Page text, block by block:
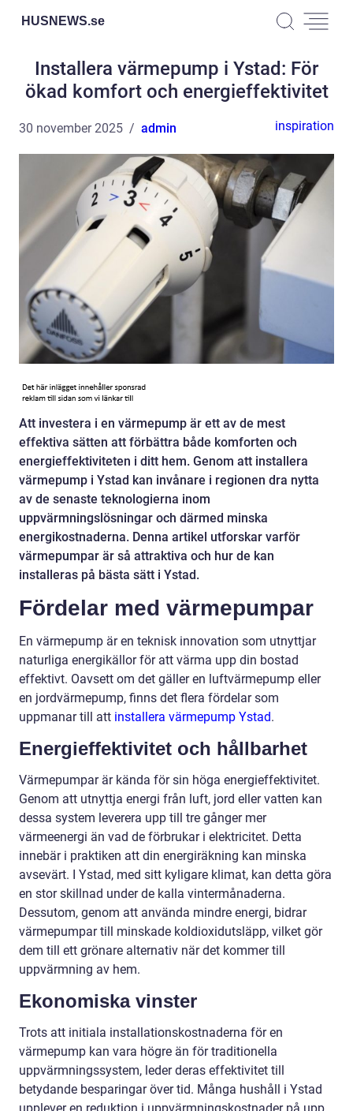
HUSNEWS.se
Installera värmepump i Ystad: För
ökad komfort och energieffektivitet
30 november 2025 admin inspiration
Att investera i en värmepump är ett av de mest
effektiva sätten att förbättra både komforten och
energieffektiviteten i ditt hem. Genom att installera
värmepump i Ystad kan invånare i regionen dra nytta
av de senaste teknologierna inom
uppvärmningslösningar och därmed minska
energikostnaderna. Denna artikel utforskar varför
värmepumpar är så attraktiva och hur de kan
installeras på bästa sätt i Ystad.
Fördelar med värmepumpar
En värmepump är en teknisk innovation som utnyttjar
naturliga energikällor för att värma upp din bostad
effektivt. Oavsett om det gäller en luftvärmepump eller
en jordvärmepump, finns det flera fördelar som
uppmanar till att installera värmepump Ystad.
Energieffektivitet och hållbarhet
Värmepumpar är kända för sin höga energieffektivitet.
Genom att utnyttja energi från luft, jord eller vatten kan
dessa system leverera upp till tre gånger mer
värmeenergi än vad de förbrukar i elektricitet. Detta
innebär i praktiken att din energiräkning kan minska
avsevärt. I Ystad, med sitt kyligare klimat, kan detta göra
en stor skillnad under de kalla vintermånaderna.
Dessutom, genom att använda mindre energi, bidrar
värmepumpar till minskade koldioxidutsläpp, vilket gör
dem till ett grönare alternativ när det kommer till
uppvärmning av hem.
Ekonomiska vinster
Trots att initiala installationskostnaderna för en
värmepump kan vara högre än för traditionella
uppvärmningssystem, leder deras effektivitet till
betydande besparingar över tid. Många hushåll i Ystad
upplever en reduktion i uppvärmningskostnader på upp